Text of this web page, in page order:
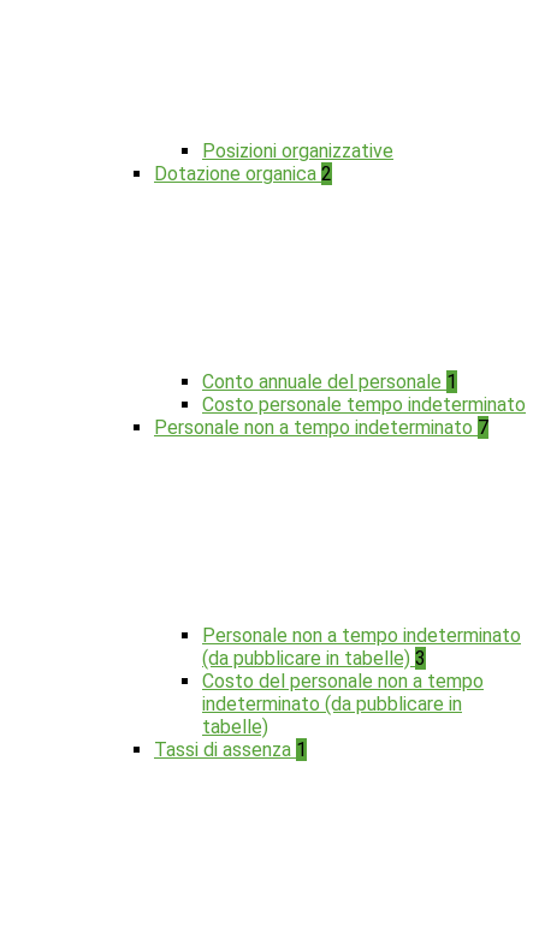
Posizioni organizzative
Dotazione organica 2
Conto annuale del personale 1
Costo personale tempo indeterminato
Personale non a tempo indeterminato 7
Personale non a tempo indeterminato
(da pubblicare in tabelle) 3
Costo del personale non a tempo
indeterminato (da pubblicare in
tabelle)
Tassi di assenza 1